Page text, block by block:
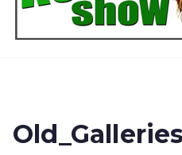
Old_Galleries